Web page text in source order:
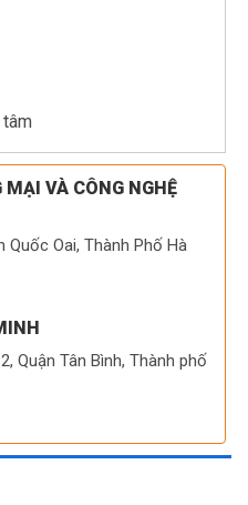
VÀ CÔNG NGHỆ
Quốc Oai, Thành Phố Hà
Quận Tân Bình, Thành phố